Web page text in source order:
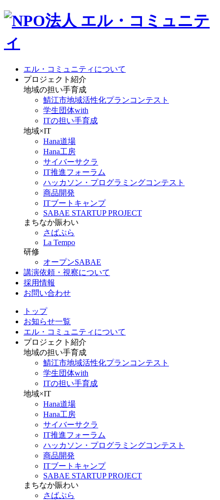
エル・コミュニティについて
プロジェクト紹介
地域の担い手育成
鯖江市地域活性化プランコンテスト
学生団体with
ITの担い手育成
地域×IT
Hana道場
Hana工房
サイバーサクラ
IT推進フォーラム
ハッカソン・プログラミングコンテスト
商品開発
ITブートキャンプ
SABAE STARTUP PROJECT
まちなか賑わい
さばぷら
La Tempo
研修
オープンSABAE
講演依頼・視察について
採用情報
お問い合わせ
トップ
お知らせ一覧
エル・コミュニティについて
プロジェクト紹介
地域の担い手育成
鯖江市地域活性化プランコンテスト
学生団体with
ITの担い手育成
地域×IT
Hana道場
Hana工房
サイバーサクラ
IT推進フォーラム
ハッカソン・プログラミングコンテスト
商品開発
ITブートキャンプ
SABAE STARTUP PROJECT
まちなか賑わい
さばぷら